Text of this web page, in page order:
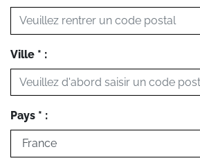
Ville * :
Pays * :